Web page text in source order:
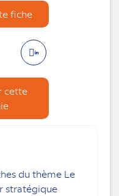
fiche
Linkedin
cette
du thème Le
stratégique